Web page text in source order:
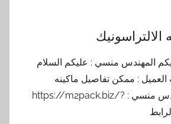
الالتراسونيك
المهندس منسي : عليكم السلام
العميل : ممكن تفاصيل ماكينه
الالتراسونيك المهندس منسي : https://m2pack.biz/?